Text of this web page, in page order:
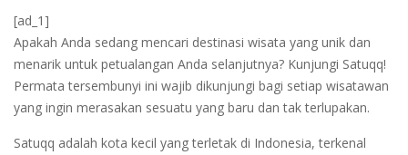
[ad_1]
Apakah Anda sedang mencari destinasi wisata yang unik dan
menarik untuk petualangan Anda selanjutnya? Kunjungi Satuqq!
Permata tersembunyi ini wajib dikunjungi bagi setiap wisatawan
yang ingin merasakan sesuatu yang baru dan tak terlupakan.
Satuqq adalah kota kecil yang terletak di Indonesia, terkenal